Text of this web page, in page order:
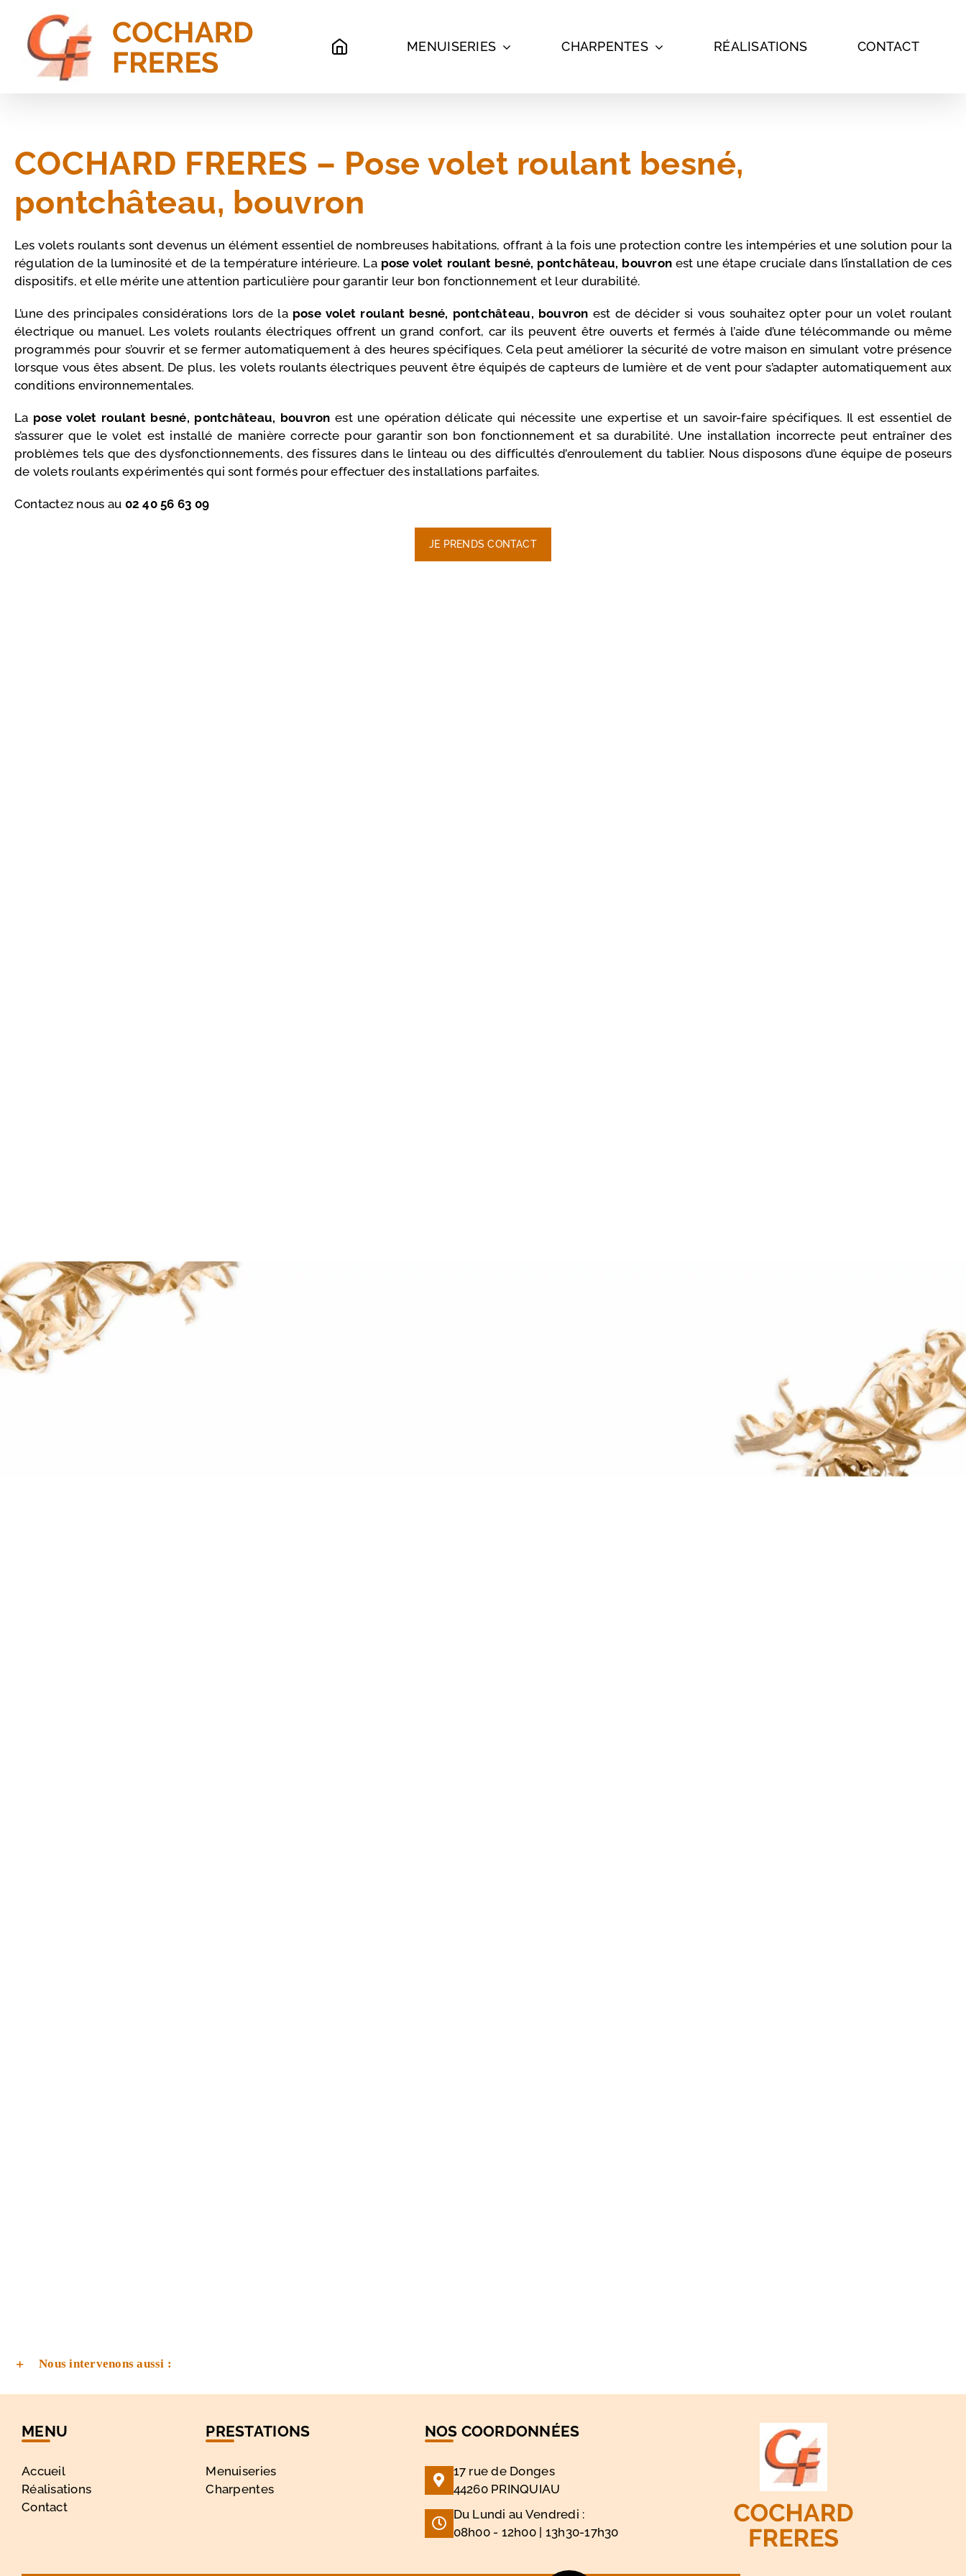
contenu
MENUISERIES CHARPENTES RÉALISATIONS CONTACT
COCHARD FRERES – Pose volet roulant besné,
pontchâteau, bouvron
Les volets roulants sont devenus un élément essentiel de nombreuses habitations, offrant à la fois une protection contre les intempéries et une solution pour la
régulation de la luminosité et de la température intérieure. La pose volet roulant besné, pontchâteau, bouvron est une étape cruciale dans l’installation de ces
dispositifs, et elle mérite une attention particulière pour garantir leur bon fonctionnement et leur durabilité.
L’une des principales considérations lors de la pose volet roulant besné, pontchâteau, bouvron est de décider si vous souhaitez opter pour un volet roulant
électrique ou manuel. Les volets roulants électriques offrent un grand confort, car ils peuvent être ouverts et fermés à l’aide d’une télécommande ou même
programmés pour s’ouvrir et se fermer automatiquement à des heures spécifiques. Cela peut améliorer la sécurité de votre maison en simulant votre présence
lorsque vous êtes absent. De plus, les volets roulants électriques peuvent être équipés de capteurs de lumière et de vent pour s’adapter automatiquement aux
conditions environnementales.
La pose volet roulant besné, pontchâteau, bouvron est une opération délicate qui nécessite une expertise et un savoir-faire spécifiques. Il est essentiel de
s’assurer que le volet est installé de manière correcte pour garantir son bon fonctionnement et sa durabilité. Une installation incorrecte peut entraîner des
problèmes tels que des dysfonctionnements, des fissures dans le linteau ou des difficultés d’enroulement du tablier. Nous disposons d’une équipe de poseurs
de volets roulants expérimentés qui sont formés pour effectuer des installations parfaites.
Contactez nous au 02 40 56 63 09
JE PRENDS CONTACT
Nous intervenons aussi :
MENU
Accueil
Réalisations
Contact
PRESTATIONS
Menuiseries
Charpentes
NOS COORDONNÉES
17 rue de Donges
44260 PRINQUIAU
Du Lundi au Vendredi :
08h00 - 12h00 | 13h30-17h30